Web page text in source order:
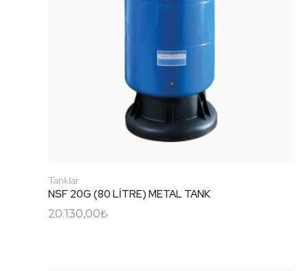
Tanklar
NSF 20G (80 LİTRE) METAL TANK
20.130,00₺